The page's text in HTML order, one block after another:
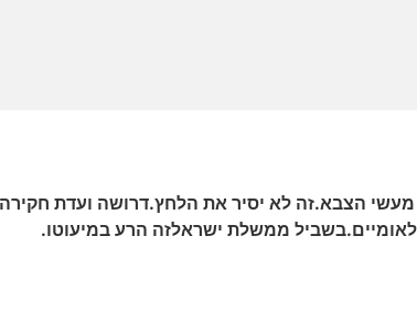
הצבא.זה לא יסיר את הלחץ.דרושה ועדת
ממשלת ישראלזה הרע במיעוטו.